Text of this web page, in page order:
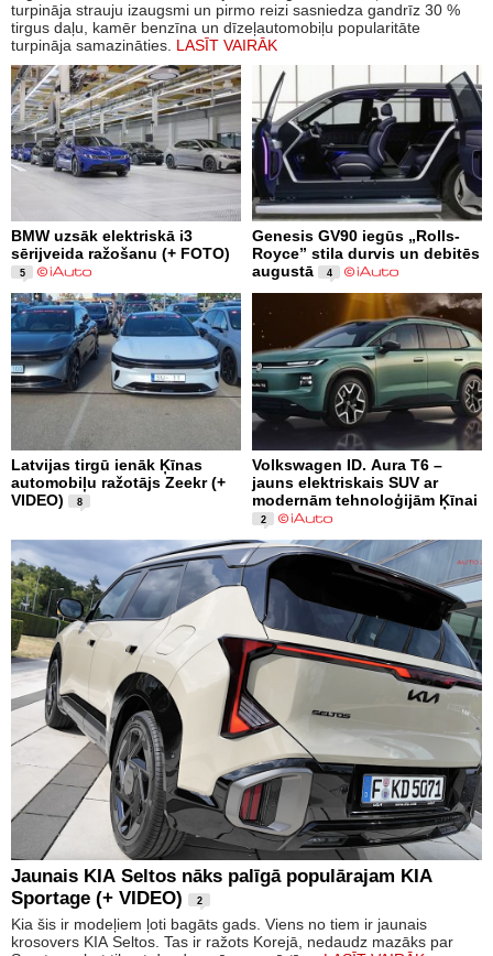
turpināja strauju izaugsmi un pirmo reizi sasniedza gandrīz 30 %
tirgus daļu, kamēr benzīna un dīzeļautomobiļu popularitāte
turpināja samazināties. LASĪT VAIRĀK
BMW uzsāk elektriskā i3
sērijveida ražošanu (+ FOTO)
5
Genesis GV90 iegūs „Rolls-
Royce” stila durvis un debitēs
augustā
4
Latvijas tirgū ienāk Ķīnas
automobiļu ražotājs Zeekr (+
VIDEO)
8
Volkswagen ID. Aura T6 –
jauns elektriskais SUV ar
modernām tehnoloģijām Ķīnai
2
Jaunais KIA Seltos nāks palīgā populārajam KIA
Sportage (+ VIDEO)
2
Kia šis ir modeļiem ļoti bagāts gads. Viens no tiem ir jaunais
krosovers KIA Seltos. Tas ir ražots Korejā, nedaudz mazāks par